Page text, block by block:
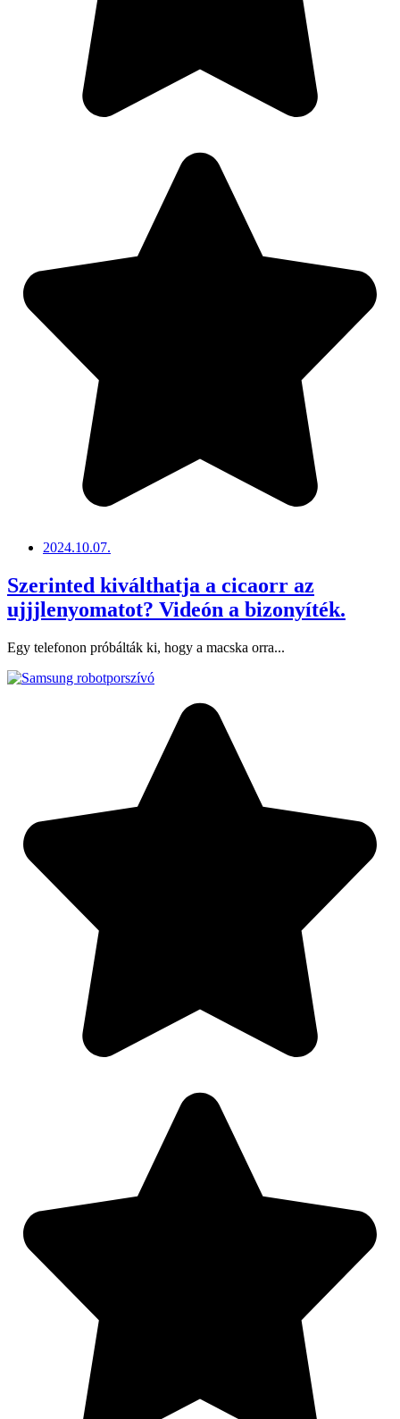
2024.10.07.
Szerinted kiválthatja a cicaorr az
ujjjlenyomatot? Videón a bizonyíték.
Egy telefonon próbálták ki, hogy a macska orra...